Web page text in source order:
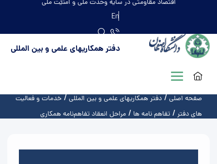
اقتصاد مقاومتی در سایه وحدت ملّی و امنیّت ملّی
En
دفتر همکاریهای علمی و بین المللی
صفحه اصلی دفتر همکاریهای علمی و بین المللی
خدمات و فعالیت
های دفتر
تفاهم نامه ها مراحل انعقاد تفاهم‌نامه همکاری